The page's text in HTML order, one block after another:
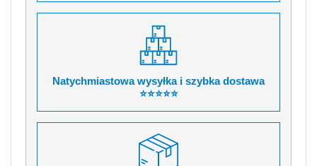
Natychmiastowa wysyłka i szybka dostawa
⭐⭐⭐⭐⭐